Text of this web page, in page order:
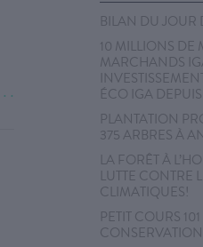
. .
BILAN DU JOUR
10 MILLIONS DE
MARCHANDS
ÉCO IGA
PLANTATION
375 ARBRES À
LA FORÊT À
LUTTE CONTRE
CLIMATIQUES!
PETIT COURS